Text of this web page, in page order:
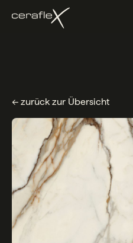
← zurück zur Übersicht